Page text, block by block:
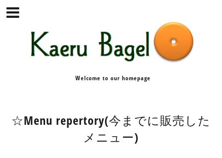
Welcome to our homepage
☆Menu repertory(今までに販売した
メニュー)